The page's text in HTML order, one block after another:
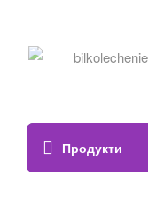
Продукти